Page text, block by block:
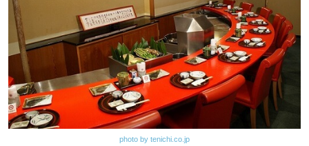
photo by tenichi.co.jp